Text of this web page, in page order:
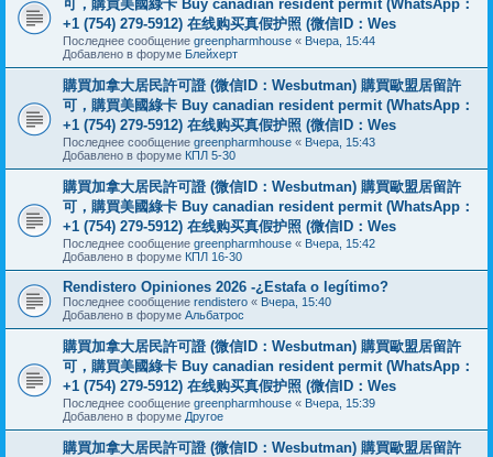
可，購買美國綠卡 Buy canadian resident permit (WhatsApp：
+1 (754) 279-5912) 在线购买真假护照 (微信ID：Wes
Последнее сообщение greenpharmhouse « Вчера, 15:44
Добавлено в форуме Блейхерт
購買加拿大居民許可證 (微信ID：Wesbutman) 購買歐盟居留許
可，購買美國綠卡 Buy canadian resident permit (WhatsApp：
+1 (754) 279-5912) 在线购买真假护照 (微信ID：Wes
Последнее сообщение greenpharmhouse « Вчера, 15:43
Добавлено в форуме КПЛ 5-30
購買加拿大居民許可證 (微信ID：Wesbutman) 購買歐盟居留許
可，購買美國綠卡 Buy canadian resident permit (WhatsApp：
+1 (754) 279-5912) 在线购买真假护照 (微信ID：Wes
Последнее сообщение greenpharmhouse « Вчера, 15:42
Добавлено в форуме КПЛ 16-30
Rendistero Opiniones 2026 -¿Estafa o legítimo?
Последнее сообщение rendistero « Вчера, 15:40
Добавлено в форуме Альбатрос
購買加拿大居民許可證 (微信ID：Wesbutman) 購買歐盟居留許
可，購買美國綠卡 Buy canadian resident permit (WhatsApp：
+1 (754) 279-5912) 在线购买真假护照 (微信ID：Wes
Последнее сообщение greenpharmhouse « Вчера, 15:39
Добавлено в форуме Другое
購買加拿大居民許可證 (微信ID：Wesbutman) 購買歐盟居留許